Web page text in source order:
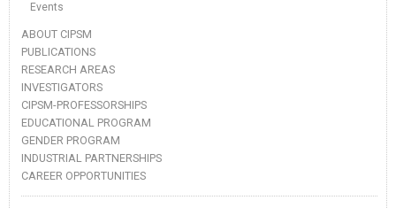
Events
ABOUT CIPSM
PUBLICATIONS
RESEARCH AREAS
INVESTIGATORS
CIPSM-PROFESSORSHIPS
EDUCATIONAL PROGRAM
GENDER PROGRAM
INDUSTRIAL PARTNERSHIPS
CAREER OPPORTUNITIES